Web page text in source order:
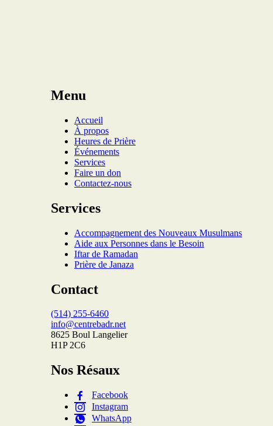
Menu
Accueil
À propos
Heures de Prière
Événements
Services
Faire un don
Contactez-nous
Services
Accompagnement des Nouveaux Musulmans
Aide aux Personnes dans le Besoin
Iftar de Ramadan
Prière de Janaza
Contact
(514) 255-6460
info@centrebadr.net
8625 Boul Langelier
H1P 2C6
Nos Résaux
Facebook
Instagram
WhatsApp